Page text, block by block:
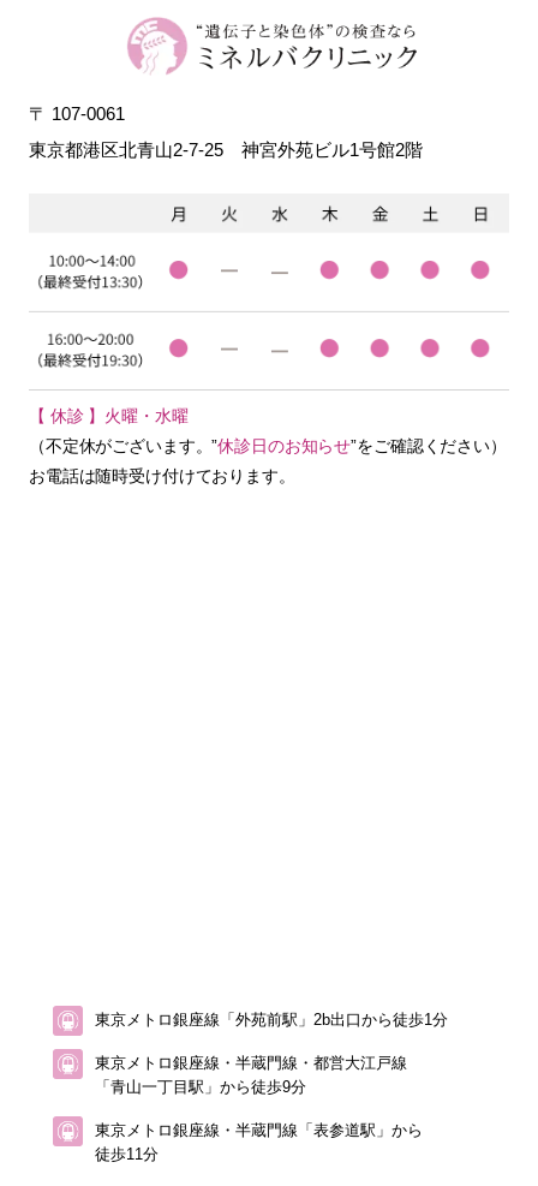
〒 107-0061
東京都港区北青山2-7-25 神宮外苑ビル1号館2階
【 休診 】火曜・水曜
（不定休がございます。”休診日のお知らせ”をご確認ください）
お電話は随時受け付けております。
東京メトロ銀座線「外苑前駅」2b出口から徒歩1分
東京メトロ銀座線・半蔵門線・都営大江戸線
「青山一丁目駅」から徒歩9分
東京メトロ銀座線・半蔵門線「表参道駅」から
徒歩11分